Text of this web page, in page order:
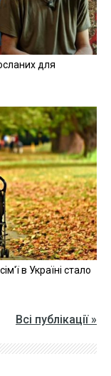
для
в Україні стало
Всі публікації »